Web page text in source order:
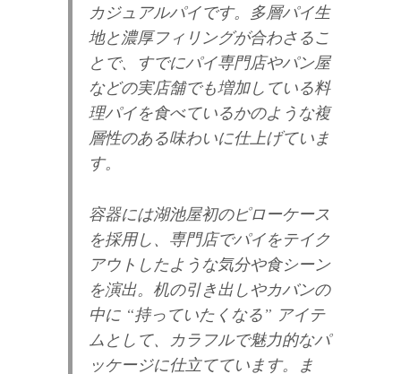
カジュアルパイです。多層パイ生
地と濃厚フィリングが合わさるこ
とで、すでにパイ専門店やパン屋
などの実店舗でも増加している料
理パイを食べているかのような複
層性のある味わいに仕上げていま
す。
容器には湖池屋初のピローケース
を採用し、専門店でパイをテイク
アウトしたような気分や食シーン
を演出。机の引き出しやカバンの
中に “持っていたくなる” アイテ
ムとして、カラフルで魅力的なパ
ッケージに仕立てています。ま